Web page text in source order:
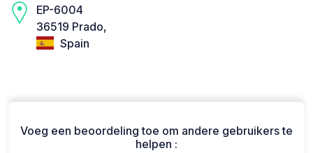
EP-6004
36519 Prado,
Spain
Voeg een beoordeling toe om andere gebruikers te
helpen :